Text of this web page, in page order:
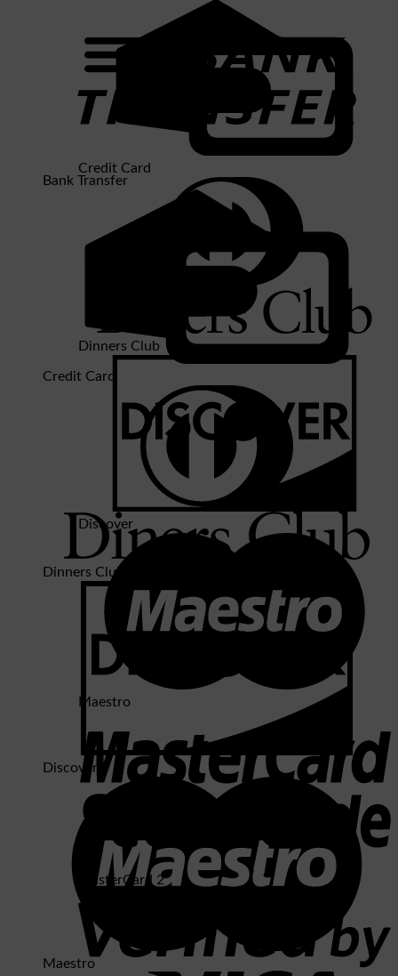
Bank Transfer
Credit Card
Dinners Club
Discover
Maestro
Credit Card
Dinners Club
Discover
Maestro
MasterCard 2